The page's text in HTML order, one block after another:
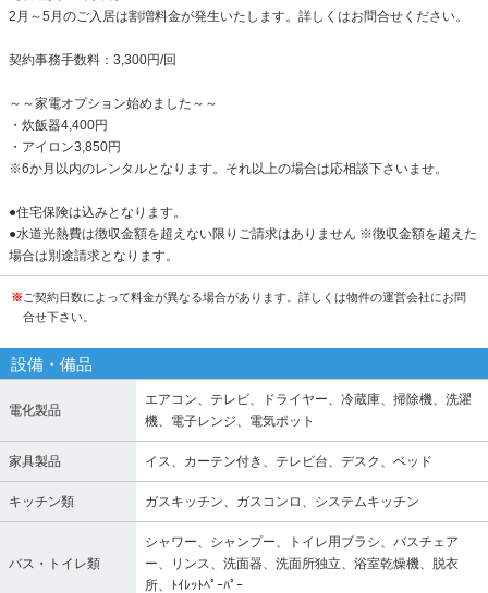
2月～5月のご入居は割増料金が発生いたします。詳しくはお問合せください。
契約事務手数料：3,300円/回
～～家電オプション始めました～～
・炊飯器4,400円
・アイロン3,850円
※6か月以内のレンタルとなります。それ以上の場合は応相談下さいませ。
●住宅保険は込みとなります。
●水道光熱費は徴収金額を超えない限りご請求はありません ※徴収金額を超えた
場合は別途請求となります。
※ ご契約日数によって料金が異なる場合があります。詳しくは物件の運営会社にお問
合せ下さい。
設備・備品
電化製品
エアコン、テレビ、ドライヤー、冷蔵庫、掃除機、洗濯
機、電子レンジ、電気ポット
家具製品 イス、カーテン付き、テレビ台、デスク、ベッド
キッチン類 ガスキッチン、ガスコンロ、システムキッチン
バス・トイレ類
シャワー、シャンプー、トイレ用ブラシ、バスチェア
ー、リンス、洗面器、洗面所独立、浴室乾燥機、脱衣
所、ﾄｲﾚｯﾄﾍﾟｰﾊﾟｰ